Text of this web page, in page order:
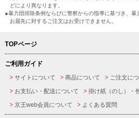
どにより異なります。
●暴力団排除条例ならびに警察からの指導に基づき、
お届先に対するご注文はお受けできません。
TOPページ
ご利用ガイド
サイトについて 商品について
ご注文に
お支払い・配送について
掛け紙（のし）・
京王web会員について
よくある質問